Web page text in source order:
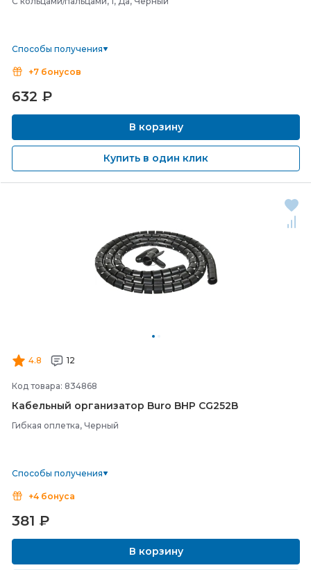
Способы получения
+7 бонусов
632 ₽
В корзину
Купить в один клик
4.8 12
Код товара: 834868
Кабельный организатор Buro BHP CG252B
Гибкая оплетка, Черный
Способы получения
+4 бонуса
381 ₽
В корзину